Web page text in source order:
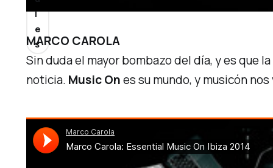
MARCO CAROLA
Sin duda el mayor bombazo del día, y es que
noticia. Music Ones su mundo, ymusicónnos
l
e
s